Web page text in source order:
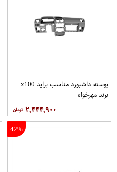
پوسته داشبورد مناسب پراید x100
برند مهرخواه
۲,۴۴۴,۹۰۰
42%